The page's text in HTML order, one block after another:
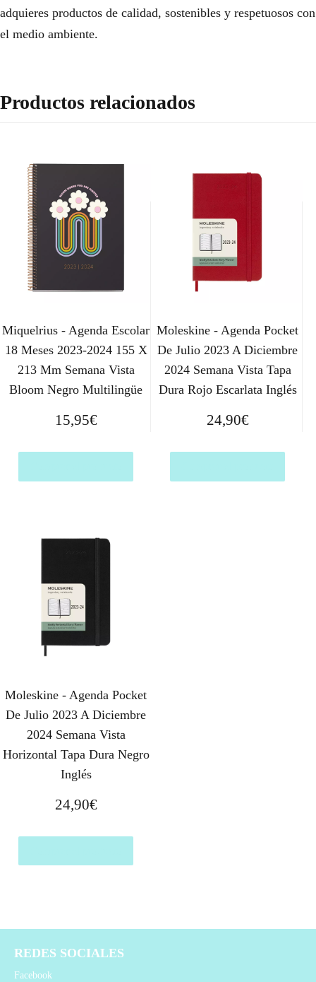
adquieres productos de calidad, sostenibles y respetuosos con
el medio ambiente.
Productos relacionados
Miquelrius - Agenda Escolar
18 Meses 2023-2024 155 X
213 Mm Semana Vista
Bloom Negro Multilingüe
15,95€
Moleskine - Agenda Pocket
De Julio 2023 A Diciembre
2024 Semana Vista Tapa
Dura Rojo Escarlata Inglés
24,90€
Moleskine - Agenda Pocket
De Julio 2023 A Diciembre
2024 Semana Vista
Horizontal Tapa Dura Negro
Inglés
24,90€
REDES SOCIALES
Facebook